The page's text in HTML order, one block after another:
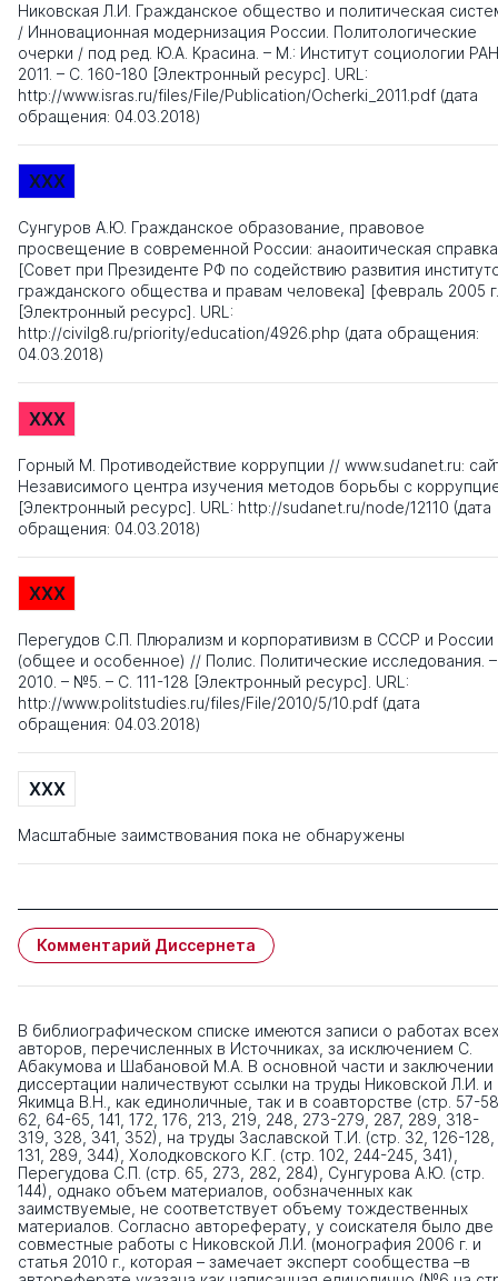
Никовская Л.И. Гражданское общество и политическая
/ Инновационная модернизация России. Политологические
очерки / под ред. Ю.А. Красина. – М.: Институт социологии
2011. – С. 160-180 [Электронный ресурс]. URL:
http://www.isras.ru/files/File/Publication/Ocherki_2011.pdf (дата
обращения: 04.03.2018)
XXX
Сунгуров А.Ю. Гражданское образование, правовое
просвещение в современной России: анаоитическая справка
[Совет при Президенте РФ по содействию развития
гражданского общества и правам человека] [февраль 2005
[Электронный ресурс]. URL:
http://civilg8.ru/priority/education/4926.php (дата обращения:
04.03.2018)
XXX
Горный М. Противодействие коррупции // www.sudanet.ru:
Независимого центра изучения методов борьбы с
[Электронный ресурс]. URL: http://sudanet.ru/node/12110 (дата
обращения: 04.03.2018)
XXX
Перегудов С.П. Плюрализм и корпоративизм в СССР и России
(общее и особенное) // Полис. Политические исследования. –
2010. – №5. – С. 111-128 [Электронный ресурс]. URL:
http://www.politstudies.ru/files/File/2010/5/10.pdf (дата
обращения: 04.03.2018)
XXX
Масштабные заимствования пока не обнаружены
Комментарий Диссернета
В библиографическом списке имеются записи о работах всех
авторов, перечисленных в Источниках, за исключением С.
Абакумова и Шабановой М.А. В основной части и заключении
диссертации наличествуют ссылки на труды Никовской Л.И. и
Якимца В.Н., как единоличные, так и в соавторстве (стр. 57-
62, 64-65, 141, 172, 176, 213, 219, 248, 273-279, 287, 289, 318-
319, 328, 341, 352), на труды Заславской Т.И. (стр. 32, 126-128,
131, 289, 344), Холодковского К.Г. (стр. 102, 244-245, 341),
Перегудова С.П. (стр. 65, 273, 282, 284), Сунгурова А.Ю. (стр.
144), однако объем материалов, ообзначенных как
заимствуемые, не соответствует объему тождественных
материалов. Согласно автореферату, у соискателя было две
совместные работы с Никовской Л.И. (монография 2006 г. и
статья 2010 г., которая – замечает эксперт сообщества –в